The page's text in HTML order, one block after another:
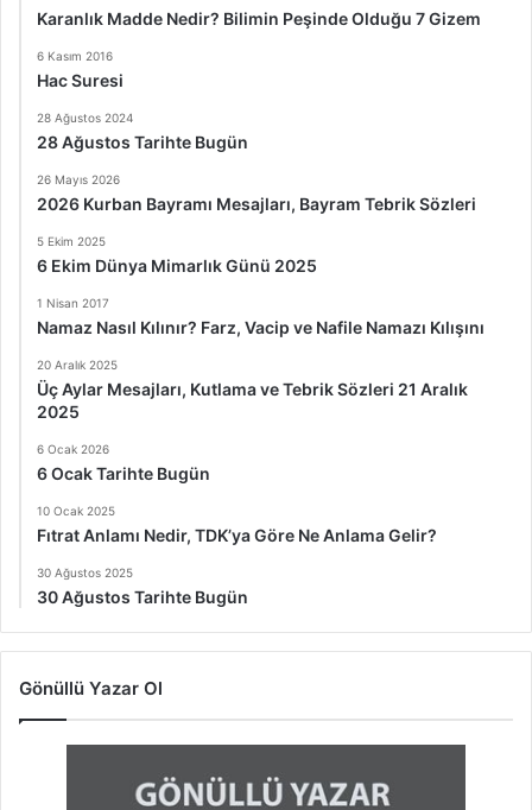
Karanlık Madde Nedir? Bilimin Peşinde Olduğu 7 Gizem
6 Kasım 2016
Hac Suresi
28 Ağustos 2024
28 Ağustos Tarihte Bugün
26 Mayıs 2026
2026 Kurban Bayramı Mesajları, Bayram Tebrik Sözleri
5 Ekim 2025
6 Ekim Dünya Mimarlık Günü 2025
1 Nisan 2017
Namaz Nasıl Kılınır? Farz, Vacip ve Nafile Namazı Kılışını
20 Aralık 2025
Üç Aylar Mesajları, Kutlama ve Tebrik Sözleri 21 Aralık
2025
6 Ocak 2026
6 Ocak Tarihte Bugün
10 Ocak 2025
Fıtrat Anlamı Nedir, TDK’ya Göre Ne Anlama Gelir?
30 Ağustos 2025
30 Ağustos Tarihte Bugün
Gönüllü Yazar Ol